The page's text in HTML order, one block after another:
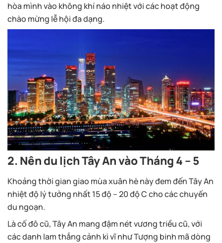
hòa mình vào không khí náo nhiệt với các hoạt động
chào mừng lễ hội đa dạng.
2. Nên du lịch Tây An vào Tháng 4 – 5
Khoảng thời gian giao mùa xuân hè này đem đến Tây An
nhiệt độ lý tưởng nhất 15 độ – 20 độ C cho các chuyến
du ngoạn.
Là cố đô cũ, Tây An mang đậm nét vương triều cũ, với
các danh lam thắng cảnh kì vĩ như Tượng binh mã dòng